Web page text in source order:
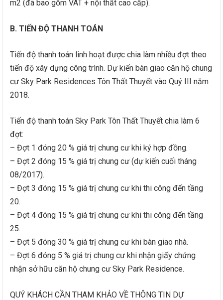
m2 (đã bao gồm VAT + nội thất cao cấp).
B. TIẾN ĐỘ THANH TOÁN
Tiến độ thanh toán linh hoạt được chia làm nhiều đợt theo
tiến độ xây dựng công trình. Dự kiến bàn giao căn hộ chung
cư Sky Park Residences Tôn Thất Thuyết vào Quý III năm
2018.
Tiến độ thanh toán Sky Park Tôn Thất Thuyết chia làm 6
đợt:
– Đợt 1 đóng 20 % giá trị chung cư khi ký hợp đồng.
– Đợt 2 đóng 15 % giá trị chung cư (dự kiến cuối tháng
08/2017).
– Đợt 3 đóng 15 % giá trị chung cư khi thi công đến tầng
20.
– Đợt 4 đóng 15 % giá trị chung cư khi thi công đến tầng
25.
– Đợt 5 đóng 30 % giá trị chung cư khi bàn giao nhà.
– Đợt 6 đóng 5 % giá trị chung cư khi nhận giấy chứng
nhận sở hữu căn hộ chung cư Sky Park Residence.
QUÝ KHÁCH CẦN THAM KHẢO VỀ THÔNG TIN DỰ